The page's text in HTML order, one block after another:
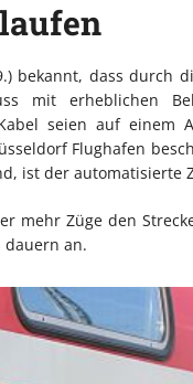
bekannt, dass durch
mit erheblichen
seien auf einem
Flughafen
ist der automatisierte
mehr Züge den
dauern an.